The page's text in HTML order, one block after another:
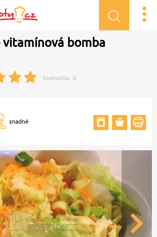
bomba
hodnotilo: 6
snadné